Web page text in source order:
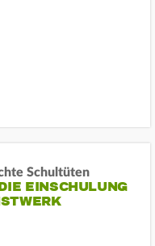
Schultüten
EINSCHULUNG